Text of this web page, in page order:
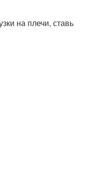
на плечи, ставь